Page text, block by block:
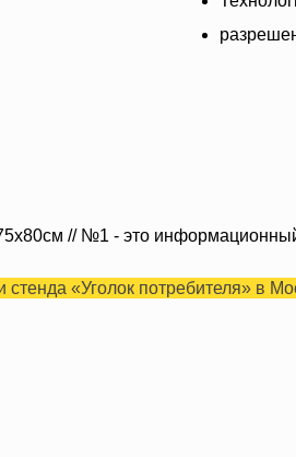
// №1 - это
стенда «Уголок потребителя» в